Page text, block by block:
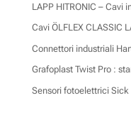
LAPP HITRONIC – Cavi
Cavi ÖLFLEX CLASSIC
Connettori industriali
Grafoplast Twist Pro :
Sensori fotoelettrici Sick